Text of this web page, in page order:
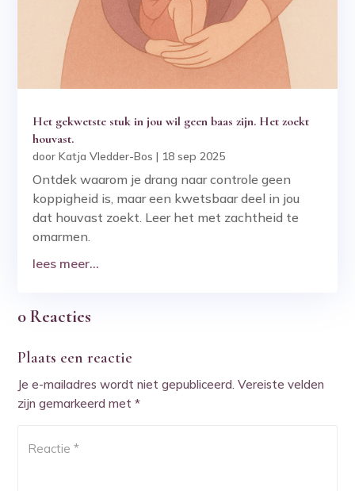
Het gekwetste stuk in jou wil geen baas zijn. Het zoekt
houvast.
doorKatja Vledder-Bos | 18 sep 2025
Ontdek waarom je drang naar controle geen
koppigheid is, maar een kwetsbaar deel in jou
dat houvast zoekt. Leer het met zachtheid te
omarmen.
lees meer...
0 Reacties
Plaats een reactie
Je e-mailadres wordt niet gepubliceerd. Vereiste velden
zijn gemarkeerd met*